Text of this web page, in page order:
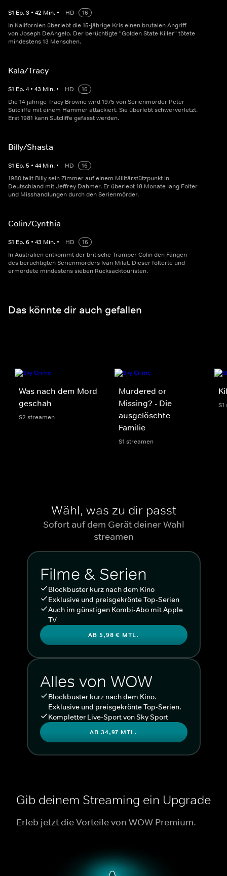
S1 Ep.3 • 42 Min. • HD
16
In Kalifornien überlebt die 15-jährige Kris einen brutalen Angriff
von Joseph DeAngelo. Der berüchtigte "Golden State Killer" tötete
mindestens 13 Menschen.
Kala/Tracy
S1 Ep.4 • 43 Min. • HD
16
Die 14-jährige Tracy Browne wird 1975 von Serienmörder Peter
Sutcliffe mit einem Hammer attackiert. Sie überlebt schwerverletzt.
Erst 1981 kann Sutcliffe gefasst werden.
Billy/Shasta
S1 Ep.5 • 44 Min. • HD
16
1980 teilt Billy sein Zimmer auf einem Militärstützpunkt in
Deutschland mit Jeffrey Dahmer. Er überlebt 18 Monate lang Folter
und Misshandlungen durch den Serienmörder.
Colin/Cynthia
S1 Ep.6 • 43 Min. • HD
16
In Australien entkommt der britische Tramper Colin den Fängen
des berüchtigten Serienmörders Ivan Milat. Dieser folterte und
ermordete mindestens sieben Rucksacktouristen.
Das könnte dir auch gefallen
Was nach dem Mord
geschah
S2 streamen
Murdered or
Missing? - Die
ausgelöschte
Familie
S1 streamen
Wähl, was zu dir passt
Sofort auf dem Gerät deiner Wahl
streamen
Filme & Serien
Blockbuster kurz nach dem Kino
Exklusive und preisgekrönte Top-Serien
Auch im günstigen Kombi-Abo mit Apple
TV
AB 5,98 € MTL.
Alles von WOW
Blockbuster kurz nach dem Kino.
Exklusive und preisgekrönte Top-Serien.
Kompletter Live-Sport von Sky Sport
AB 34,97 MTL.
Gib deinem Streaming ein Upgrade
Erleb jetzt die Vorteile von WOW Premium.